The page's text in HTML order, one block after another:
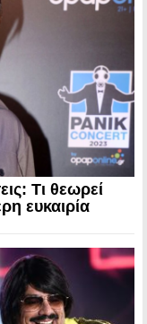
Τι θεωρεί
ευκαιρία